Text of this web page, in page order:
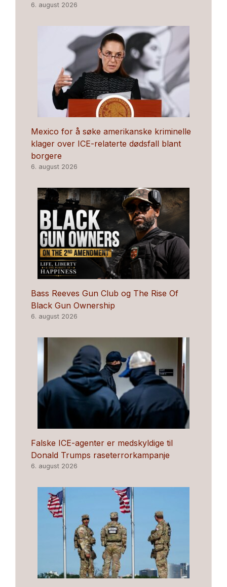
6. august 2026
Mexico for å søke amerikanske kriminelle
klager over ICE-relaterte dødsfall blant
borgere
6. august 2026
Bass Reeves Gun Club og The Rise Of
Black Gun Ownership
6. august 2026
Falske ICE-agenter er medskyldige til
Donald Trumps raseterrorkampanje
6. august 2026